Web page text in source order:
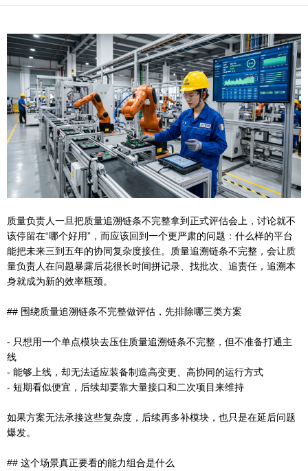
质量负责人一旦把质量追溯链条不完整拿到正式评估会上，讨论就不
该停留在“哪个好用”，而应该回到一个更严肃的问题：什么样的平台
能把未来三到五年的协同复杂度接住。质量追溯链条不完整，会让质
量负责人在问题暴露后花很长时间拼记录、找批次、追责任，追溯本
身就成为新的效率瓶颈。
## 围绕质量追溯链条不完整做评估，先排除哪三类方案
- 只想用一个单点模块去压住质量追溯链条不完整，但不准备打通主
线
- 能够上线，却无法适应装备制造高变更、高协同的运行方式
- 短期看似便宜，后续却要靠大量接口和二次项目来维持
如果方案无法承接这些复杂度，后续再多补模块，也只是在延后问题
爆发。
## 这个场景真正要看的能力组合是什么